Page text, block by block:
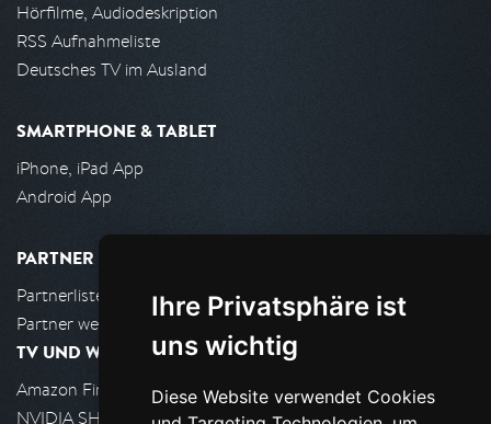
Ihre Privatsphäre ist
uns wichtig
Diese Website verwendet Cookies
Hörfilme, Audiodeskription
RSS Aufnahmeliste
Deutsches TV im Ausland
SMARTPHONE & TABLET
iPhone, iPad App
Android App
PARTNER
Partnerliste
Partner werden
TV UND WOHNZIMMER
Amazon FireTV
NVIDIA SHIELD, Google TV